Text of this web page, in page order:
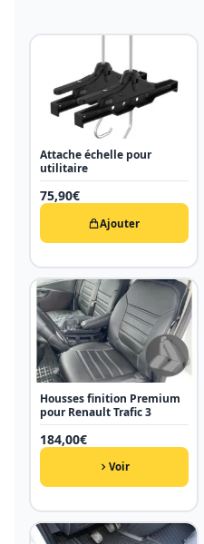
Attache échelle pour
utilitaire
75,90€
Ajouter
Housses finition Premium
pour Renault Trafic 3
184,00€
Voir